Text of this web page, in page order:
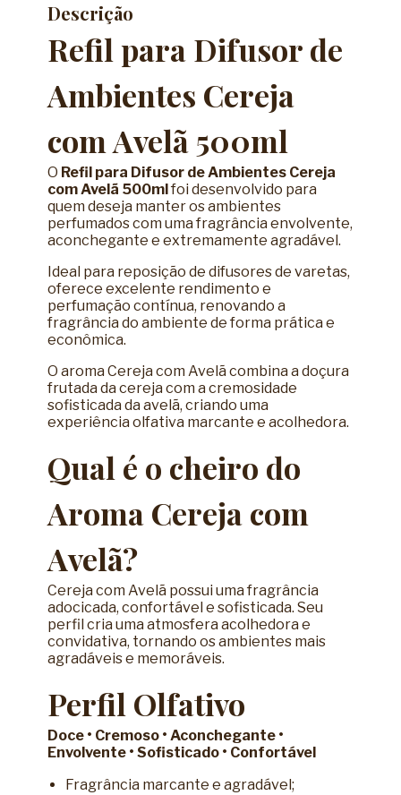
Descrição
Refil para Difusor de
Ambientes Cereja
com Avelã 500ml
O Refil para Difusor de Ambientes Cereja
com Avelã 500ml foi desenvolvido para
quem deseja manter os ambientes
perfumados com uma fragrância envolvente,
aconchegante e extremamente agradável.
Ideal para reposição de difusores de varetas,
oferece excelente rendimento e
perfumação contínua, renovando a
fragrância do ambiente de forma prática e
econômica.
O aroma Cereja com Avelã combina a doçura
frutada da cereja com a cremosidade
sofisticada da avelã, criando uma
experiência olfativa marcante e acolhedora.
Qual é o cheiro do
Aroma Cereja com
Avelã?
Cereja com Avelã possui uma fragrância
adocicada, confortável e sofisticada. Seu
perfil cria uma atmosfera acolhedora e
convidativa, tornando os ambientes mais
agradáveis e memoráveis.
Perfil Olfativo
Doce • Cremoso • Aconchegante •
Envolvente • Sofisticado • Confortável
Fragrância marcante e agradável;